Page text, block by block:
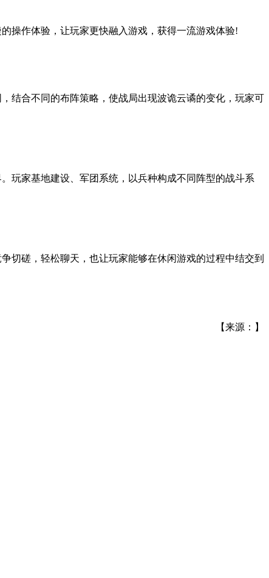
操作体验，让玩家更快融入游戏，获得一流游戏体验!
结合不同的布阵策略，使战局出现波诡云谲的变化，玩家可
玩家基地建设、军团系统，以兵种构成不同阵型的战斗系
切磋，轻松聊天，也让玩家能够在休闲游戏的过程中结交到
【来源：】